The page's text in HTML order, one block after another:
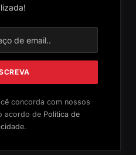
concorda com nossos
acordo de Política de
.